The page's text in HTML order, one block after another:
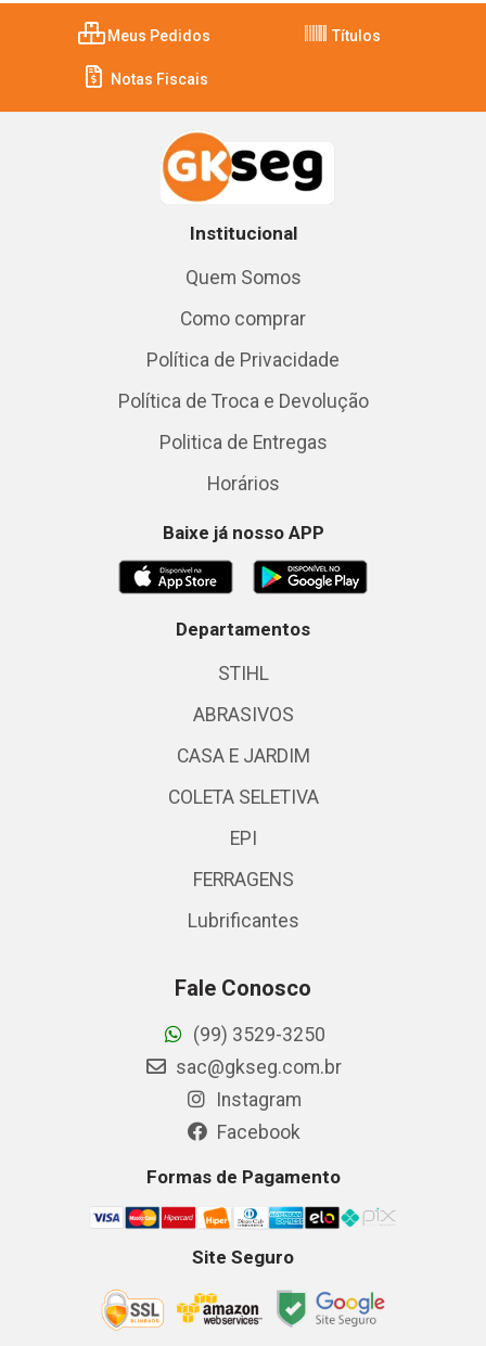
Meus Pedidos Títulos
Notas Fiscais
Institucional
Quem Somos
Como comprar
Política de Privacidade
Política de Troca e Devolução
Politica de Entregas
Horários
Baixe já nosso APP
Departamentos
STIHL
ABRASIVOS
CASA E JARDIM
COLETA SELETIVA
EPI
FERRAGENS
Lubrificantes
Fale Conosco
(99) 3529-3250
sac@gkseg.com.br
Instagram
Facebook
Formas de Pagamento
Site Seguro